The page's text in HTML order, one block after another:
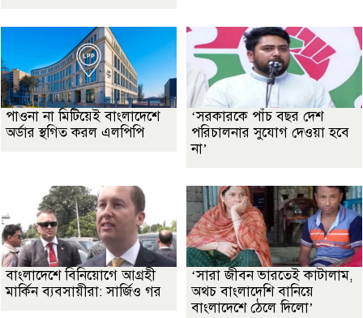
পাওনা না মিটিয়েই বাংলাদেশে
অর্ডার স্থগিত করল এলপিপি
‘সরকারকে পাঁচ বছর দেশ
পরিচালনার সুযোগ দেওয়া হবে
না’
বাংলাদেশে বিনিয়োগে আগ্রহী
মার্কিন ব্যবসায়ীরা: সার্জিও গর
‘সারা জীবন ভারতেই কাটালাম,
অথচ বাংলাদেশি বানিয়ে
বাংলাদেশে ঠেলে দিলো’